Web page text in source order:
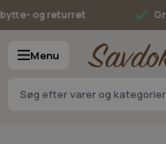
Skip to Content
og returret
Menu